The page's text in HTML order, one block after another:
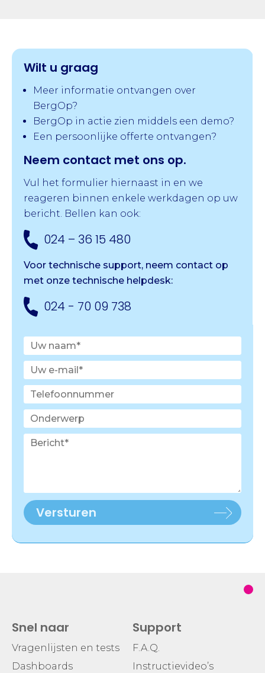
Wilt u graag
Meer informatie ontvangen over
BergOp?
BergOp in actie zien middels een demo?
Een persoonlijke offerte ontvangen?
Neem contact met ons op.
Vul het formulier hiernaast in en we
reageren binnen enkele werkdagen op uw
bericht. Bellen kan ook:
024 – 36 15 480
Voor technische support, neem contact op
met onze technische helpdesk:
024 - 70 09 738
Versturen
Snel naar
Vragenlijsten en tests
Dashboards
Support
F.A.Q.
Instructievideo’s